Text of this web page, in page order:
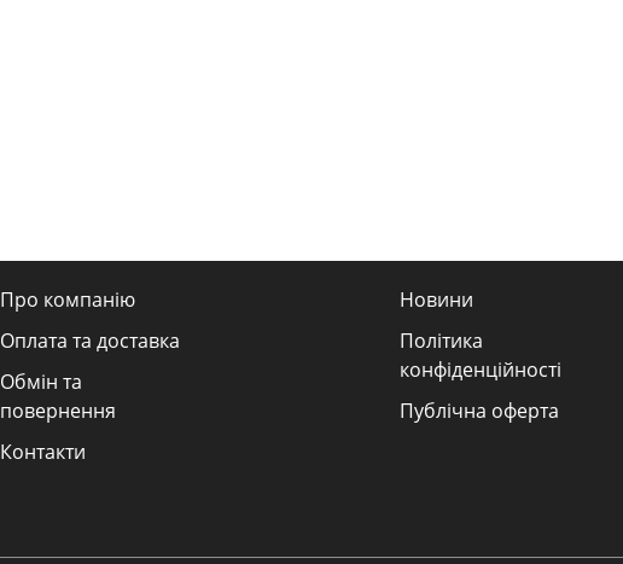
Про компанію
Оплата та доставка
Обмін та
повернення
Контакти
Новини
Політика
конфіденційності
Публічна оферта